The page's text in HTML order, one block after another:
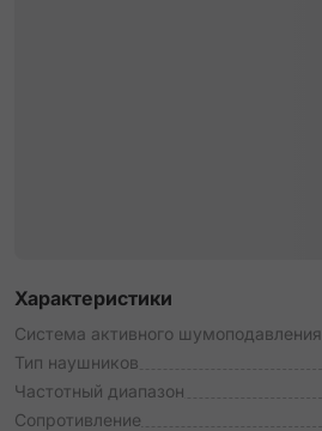
Характеристики
Система активного шумоподавления
Тип наушников
Частотный диапазон
Сопротивление